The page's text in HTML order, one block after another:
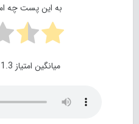
به این پست چه
میانگین امتیاز 1.3